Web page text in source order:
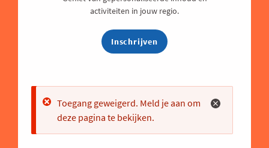
Error
Toegang geweigerd. Meld je aan om
deze pagina te bekijken.
activiteiten in jouw regio.
Inschrijven